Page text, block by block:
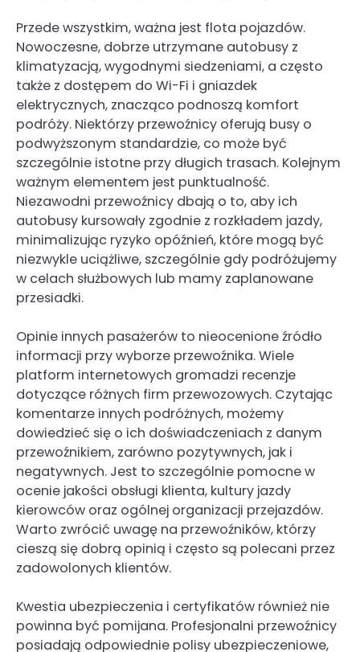
Przede wszystkim, ważna jest flota pojazdów.
Nowoczesne, dobrze utrzymane autobusy z
klimatyzacją, wygodnymi siedzeniami, a często
także z dostępem do Wi-Fi i gniazdek
elektrycznych, znacząco podnoszą komfort
podróży. Niektórzy przewoźnicy oferują busy o
podwyższonym standardzie, co może być
szczególnie istotne przy długich trasach. Kolejnym
ważnym elementem jest punktualność.
Niezawodni przewoźnicy dbają o to, aby ich
autobusy kursowały zgodnie z rozkładem jazdy,
minimalizując ryzyko opóźnień, które mogą być
niezwykle uciążliwe, szczególnie gdy podróżujemy
w celach służbowych lub mamy zaplanowane
przesiadki.
Opinie innych pasażerów to nieocenione źródło
informacji przy wyborze przewoźnika. Wiele
platform internetowych gromadzi recenzje
dotyczące różnych firm przewozowych. Czytając
komentarze innych podróżnych, możemy
dowiedzieć się o ich doświadczeniach z danym
przewoźnikiem, zarówno pozytywnych, jak i
negatywnych. Jest to szczególnie pomocne w
ocenie jakości obsługi klienta, kultury jazdy
kierowców oraz ogólnej organizacji przejazdów.
Warto zwrócić uwagę na przewoźników, którzy
cieszą się dobrą opinią i często są polecani przez
zadowolonych klientów.
Kwestia ubezpieczenia i certyfikatów również nie
powinna być pomijana. Profesjonalni przewoźnicy
posiadają odpowiednie polisy ubezpieczeniowe,